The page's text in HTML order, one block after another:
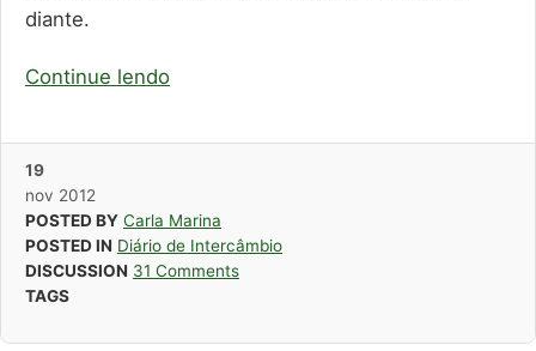
diante.
Continue lendo
19
nov 2012
POSTED BY Carla Marina
POSTED IN Diário de Intercâmbio
DISCUSSION 31 Comments
TAGS